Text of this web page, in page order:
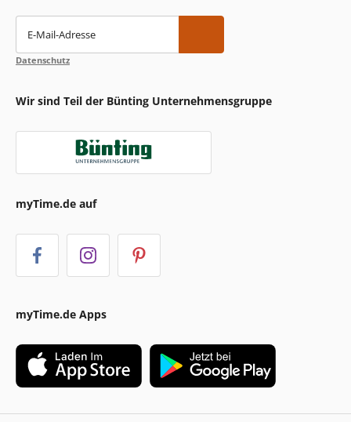
E-Mail-Adresse
Datenschutz
Wir sind Teil der Bünting Unternehmensgruppe
myTime.de auf
myTime.de Apps